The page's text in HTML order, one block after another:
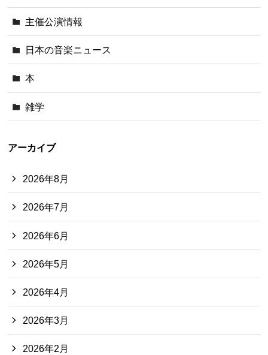
主催公演情報
日本の音楽ニュース
本
雑学
アーカイブ
2026年8月
2026年7月
2026年6月
2026年5月
2026年4月
2026年3月
2026年2月